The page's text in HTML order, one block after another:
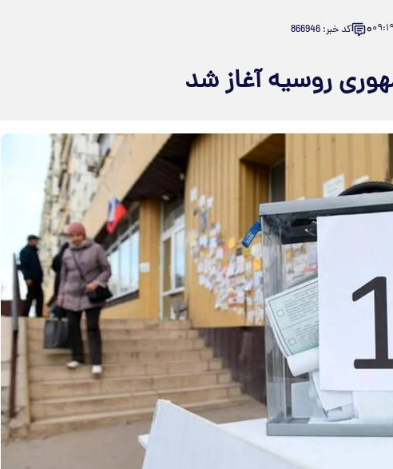
۰۹:۱۹۰ کد خبر: 866946
روسیه آغاز شد